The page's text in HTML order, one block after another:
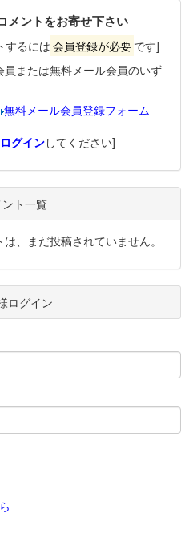
メントをお寄せ下さい
するには 会員登録が必要 です]
または無料メール会員のいず
無料メール会員登録フォーム
ログインしてください]
ント一覧
、まだ投稿されていません。
ログイン